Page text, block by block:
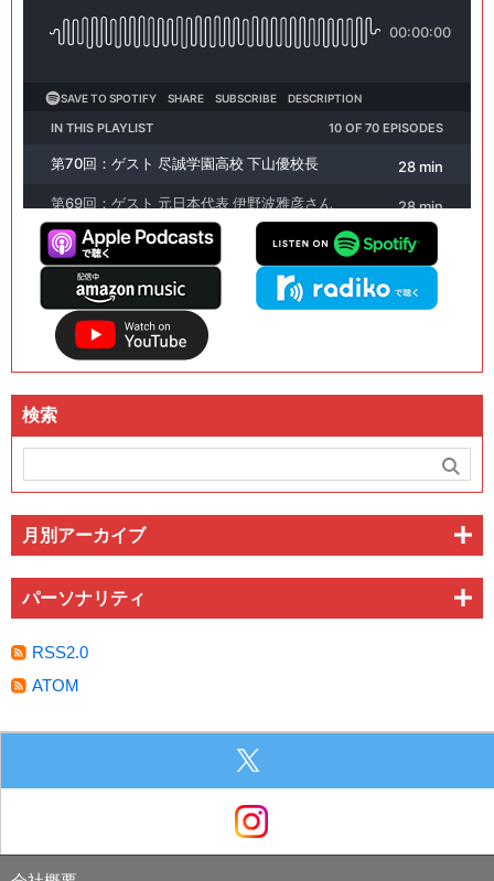
検索
月別アーカイブ
パーソナリティ
RSS2.0
ATOM